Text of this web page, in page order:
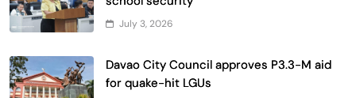
July 3, 2026
Davao City Council approves P3.3-M aid
for quake-hit LGUs